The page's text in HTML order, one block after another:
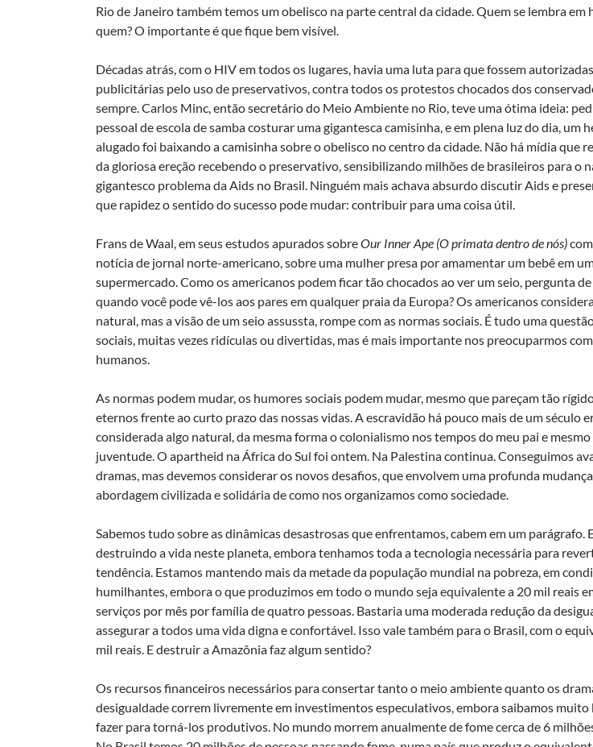
Rio de Janeiro também temos um obelisco na parte central da cidade. Quem se lembra em
quem? O importante é que fique bem visível.
Décadas atrás, com o HIV em todos os lugares, havia uma luta para que fossem
publicitárias pelo uso de preservativos, contra todos os protestos chocados dos
sempre. Carlos Minc, então secretário do Meio Ambiente no Rio, teve uma ótima ideia:
pessoal de escola de samba costurar uma gigantesca camisinha, e em plena luz do dia, um
alugado foi baixando a camisinha sobre o obelisco no centro da cidade. Não há mídia que
da gloriosa ereção recebendo o preservativo, sensibilizando milhões de brasileiros para o
gigantesco problema da Aids no Brasil. Ninguém mais achava absurdo discutir Aids e
que rapidez o sentido do sucesso pode mudar: contribuir para uma coisa útil.
Frans de Waal, em seus estudos apurados sobreOur Inner Ape (O primata dentro de nós)
notícia de jornal norte-americano, sobre uma mulher presa por amamentar um bebê em
supermercado. Como os americanos podem ficar tão chocados ao ver um seio, pergunta de
quando você pode vê-los aos pares em qualquer praia da Europa? Os americanos
natural, mas a visão de um seio assussta, rompe com as normas sociais. É tudo uma
sociais, muitas vezes ridículas ou divertidas, mas é mais importante nos preocuparmos
humanos.
As normas podem mudar, os humores sociais podem mudar, mesmo que pareçam tão
eternos frente ao curto prazo das nossas vidas. A escravidão há pouco mais de um século
considerada algo natural, da mesma forma o colonialismo nos tempos do meu pai e
juventude. O apartheid na África do Sul foi ontem. Na Palestina continua. Conseguimos
dramas, mas devemos considerar os novos desafios, que envolvem uma profunda
abordagem civilizada e solidária de como nos organizamos como sociedade.
Sabemos tudo sobre as dinâmicas desastrosas que enfrentamos, cabem em um parágrafo.
destruindo a vida neste planeta, embora tenhamos toda a tecnologia necessária para
tendência. Estamos mantendo mais da metade da população mundial na pobreza, em
humilhantes, embora o que produzimos em todo o mundo seja equivalente a 20 mil reais
serviços por mês por família de quatro pessoas. Bastaria uma moderada redução da
assegurar a todos uma vida digna e confortável. Isso vale também para o Brasil, com o
mil reais. E destruir a Amazônia faz algum sentido?
Os recursos financeiros necessários para consertar tanto o meio ambiente quanto os
desigualdade correm livremente em investimentos especulativos, embora saibamos muito
fazer para torná-los produtivos. No mundo morrem anualmente de fome cerca de 6